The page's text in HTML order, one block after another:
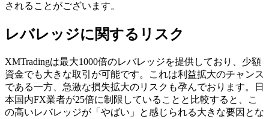
されることがございます。
レバレッジに関するリスク
XMTradingは最大1000倍のレバレッジを提供しており、少額
資金でも大きな取引が可能です。これは利益拡大のチャンス
である一方、急激な損失拡大のリスクも孕んでおります。日
本国内FX業者が25倍に制限していることと比較すると、こ
の高いレバレッジが「やばい」と感じられる大きな要因とな